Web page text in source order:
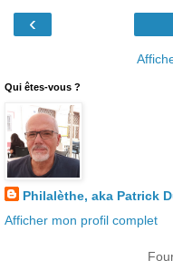
‹
Qui êtes-vous ?
Philalèthe, aka Patrick
Afficher mon profil complet